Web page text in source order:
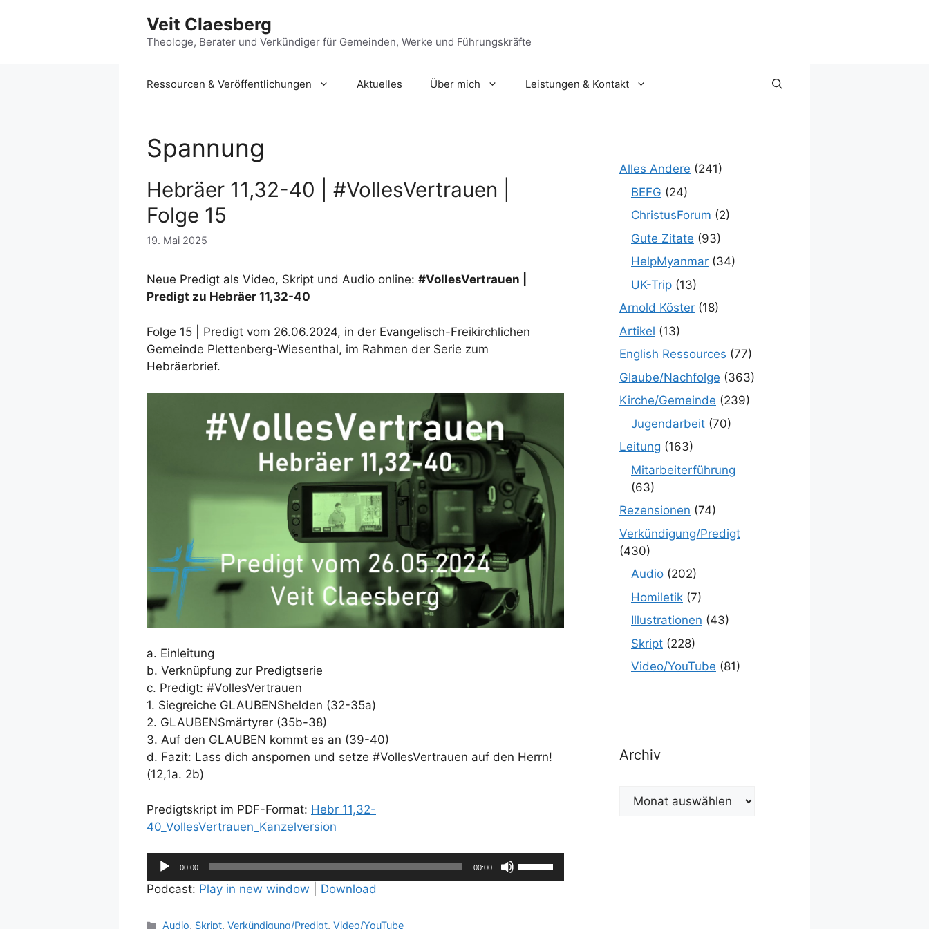
Veit Claesberg
Theologe, Berater und Verkündiger für Gemeinden, Werke und Führungskräfte
Ressourcen & Veröffentlichungen Aktuelles Über mich Leistungen & Kontakt
Spannung
Hebräer 11,32-40 | #VollesVertrauen |
Folge 15
19. Mai 2025
Neue Predigt als Video, Skript und Audio online: #VollesVertrauen |
Predigt zu Hebräer 11,32-40
Folge 15 | Predigt vom 26.06.2024, in der Evangelisch-Freikirchlichen
Gemeinde Plettenberg-Wiesenthal, im Rahmen der Serie zum
Hebräerbrief.
a. Einleitung
b. Verknüpfung zur Predigtserie
c. Predigt: #VollesVertrauen
1. Siegreiche GLAUBENShelden (32-35a)
2. GLAUBENSmärtyrer (35b-38)
3. Auf den GLAUBEN kommt es an (39-40)
d. Fazit: Lass dich anspornen und setze #VollesVertrauen auf den Herrn!
(12,1a. 2b)
Predigtskript im PDF-Format: Hebr 11,32-
40_VollesVertrauen_Kanzelversion
Audio-
Player
00:00 00:00
Pfeiltasten
Hoch/Runter
Podcast: Play in new window Download
Kategorien
Audio, Skript,Verkündigung/Predigt,Video/YouTube
Alles Andere (241)
BEFG (24)
ChristusForum (2)
Gute Zitate (93)
HelpMyanmar (34)
UK-Trip (13)
Arnold Köster (18)
Artikel (13)
English Ressources (77)
Glaube/Nachfolge (363)
Kirche/Gemeinde (239)
Jugendarbeit (70)
Leitung (163)
Mitarbeiterführung
(63)
Rezensionen (74)
Verkündigung/Predigt
(430)
Audio (202)
Homiletik (7)
Illustrationen (43)
Skript (228)
Video/YouTube (81)
Archiv
Archiv